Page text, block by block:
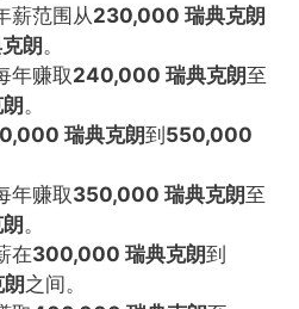
薪范围从230,000 瑞典克朗
朗。
年赚取240,000 瑞典克朗至
。
瑞典克朗到550,000
年赚取350,000 瑞典克朗至
。
在300,000 瑞典克朗到
之间。